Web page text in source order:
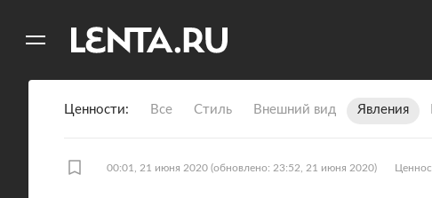
Ценности Все Стиль Внешний вид Явления
00:01, 21 июня 2020 (обновлено: 23:52, 21 июня 2020)